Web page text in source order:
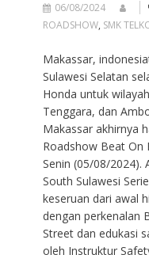
06/08/2024
ROADSHOW, SMK
Makassar,
Sulawesi Selatan
Honda untuk
Tenggara, dan
Makassar akhirnya
Roadshow Beat On
Senin (05/08/2024).
South Sulawesi
keseruan dari awal
dengan perkenalan
Street dan edukasi
oleh Instruktur